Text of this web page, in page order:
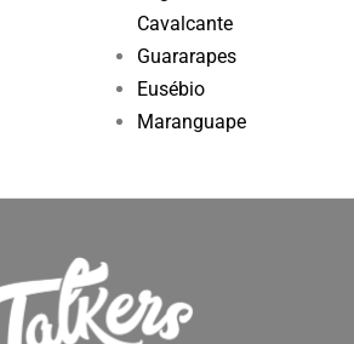
Cavalcante
Guararapes
Eusébio
Maranguape